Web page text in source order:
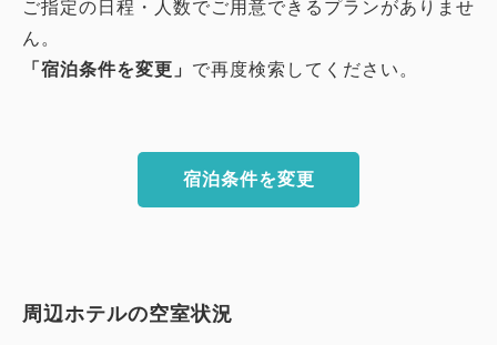
ご指定の日程・人数でご用意できるプランがありませ
ん。
「宿泊条件を変更」 で再度検索してください。
宿泊条件を変更
周辺ホテルの空室状況